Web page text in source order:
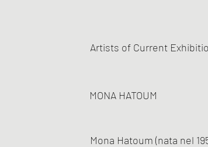
Artists of Current
MONA HATOUM
Mona Hatoum (nata nel